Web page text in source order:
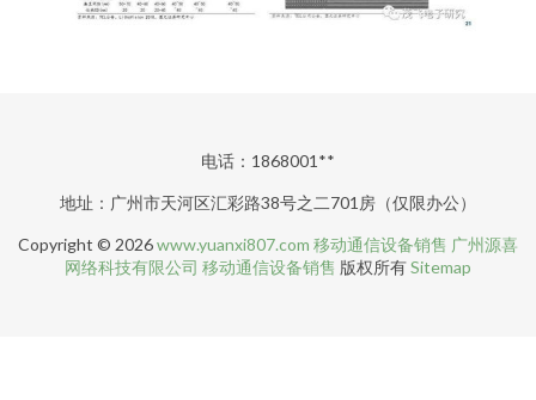
电话：1868001**
地址：广州市天河区汇彩路38号之二701房（仅限办公）
Copyright © 2026www.yuanxi807.com 移动通信设备销售 广州源喜
网络科技有限公司 移动通信设备销售 版权所有Sitemap